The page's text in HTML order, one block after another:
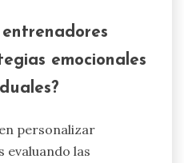
emocionales
personalizar
evaluando las